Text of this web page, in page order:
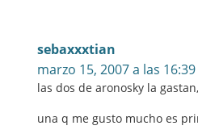
sebaxxxtian
marzo 15, 2007 a las 16:39
las dos de aronosky la
una q me gusto mucho es